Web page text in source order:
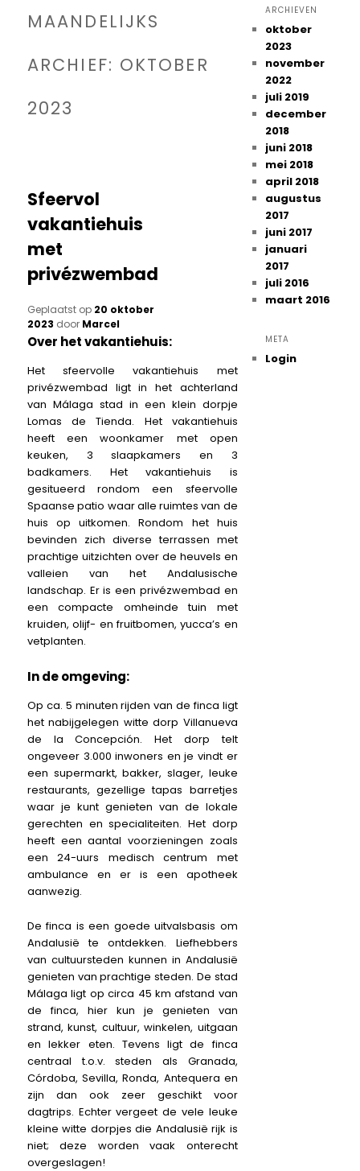
MAANDELIJKS
ARCHIEF: OKTOBER
2023
Sfeervol
vakantiehuis
met
privézwembad
Geplaatst op 20 oktober
2023 door Marcel
Over het vakantiehuis:
Het sfeervolle vakantiehuis met
privézwembad ligt in het achterland
van Málaga stad in een klein dorpje
Lomas de Tienda. Het vakantiehuis
heeft een woonkamer met open
keuken, 3 slaapkamers en 3
badkamers. Het vakantiehuis is
gesitueerd rondom een sfeervolle
Spaanse patio waar alle ruimtes van de
huis op uitkomen. Rondom het huis
bevinden zich diverse terrassen met
prachtige uitzichten over de heuvels en
valleien van het Andalusische
landschap. Er is een privézwembad en
een compacte omheinde tuin met
kruiden, olijf- en fruitbomen, yucca’s en
vetplanten.
In de omgeving:
Op ca. 5 minuten rijden van de finca ligt
het nabijgelegen witte dorp Villanueva
de la Concepción. Het dorp telt
ongeveer 3.000 inwoners en je vindt er
een supermarkt, bakker, slager, leuke
restaurants, gezellige tapas barretjes
waar je kunt genieten van de lokale
gerechten en specialiteiten. Het dorp
heeft een aantal voorzieningen zoals
een 24-uurs medisch centrum met
ambulance en er is een apotheek
aanwezig.
De finca is een goede uitvalsbasis om
Andalusië te ontdekken. Liefhebbers
van cultuursteden kunnen in Andalusië
genieten van prachtige steden. De stad
Málaga ligt op circa 45 km afstand van
de finca, hier kun je genieten van
strand, kunst, cultuur, winkelen, uitgaan
en lekker eten. Tevens ligt de finca
centraal t.o.v. steden als Granada,
Córdoba, Sevilla, Ronda, Antequera en
zijn dan ook zeer geschikt voor
dagtrips. Echter vergeet de vele leuke
kleine witte dorpjes die Andalusië rijk is
niet; deze worden vaak onterecht
overgeslagen!
ARCHIEVEN
oktober
2023
november
2022
juli 2019
december
2018
juni 2018
mei 2018
april 2018
augustus
2017
juni 2017
januari
2017
juli 2016
maart 2016
META
Login